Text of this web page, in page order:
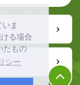
ま
る場合
たもの
シー